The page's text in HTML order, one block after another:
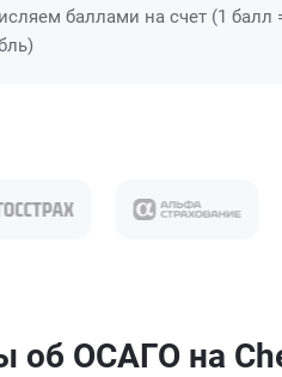
баллами на счет (1 балл
об ОСАГО на